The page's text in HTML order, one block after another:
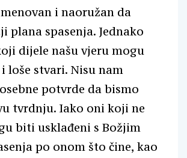
i naoružan da
plana spasenja. Jednako
dijele našu vjeru mogu
loše stvari. Nisu nam
potvrde da bismo
tvrdnju. Iako oni koji ne
biti usklađeni s Božjim
po onom što čine, kao